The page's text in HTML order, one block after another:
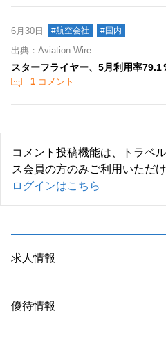
6月30日 #航空会社 #国内
出典：Aviation Wire
スターフライヤー、5月利用率
1 コメント
コメント投稿機能は、トラベ
ス会員の方のみご利用いただけ
ログインはこちら
求人情報
優待情報